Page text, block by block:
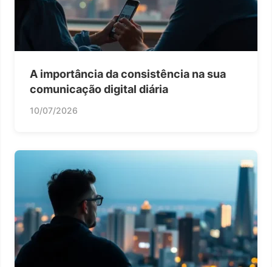
A importância da consistência na sua
comunicação digital diária
10/07/2026